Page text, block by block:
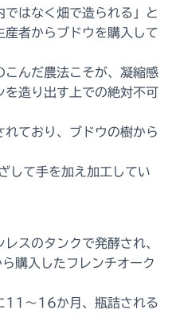
ではなく畑で造られる」と
者からブドウを購入して
こんだ農法こそが、凝縮感
を造り出す上での絶対不可
ており、ブドウの樹から
して手を加え加工してい
スのタンクで発酵され、
購入したフレンチオーク
11～16か月、瓶詰される